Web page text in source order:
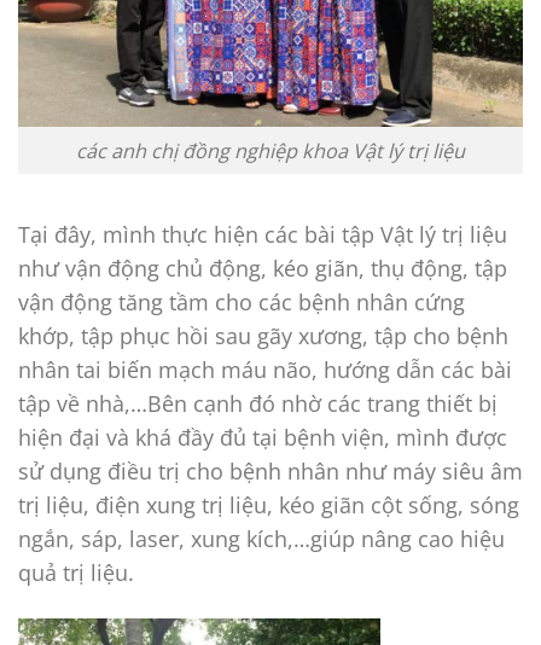
các anh chị đồng nghiệp khoa Vật lý trị liệu
Tại đây, mình thực hiện các bài tập Vật lý trị liệu
như vận động chủ động, kéo giãn, thụ động, tập
vận động tăng tầm cho các bệnh nhân cứng
khớp, tập phục hồi sau gãy xương, tập cho bệnh
nhân tai biến mạch máu não, hướng dẫn các bài
tập về nhà,…Bên cạnh đó nhờ các trang thiết bị
hiện đại và khá đầy đủ tại bệnh viện, mình được
sử dụng điều trị cho bệnh nhân như máy siêu âm
trị liệu, điện xung trị liệu, kéo giãn cột sống, sóng
ngắn, sáp, laser, xung kích,…giúp nâng cao hiệu
quả trị liệu.